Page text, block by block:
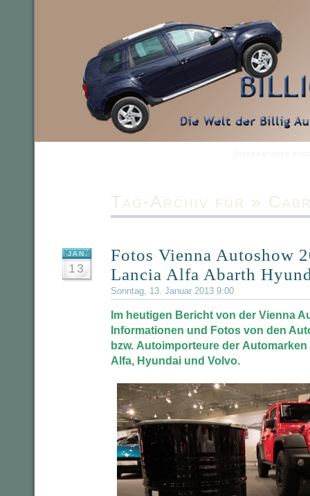
Tag-Archiv für »
JAN.
13
Fotos Vienna Autoshow
Lancia Alfa Abarth
Sonntag, 13. Januar 2013 9:00
Im heutigen Bericht von der Vienna
Informationen und Fotos von den
bzw. Autoimporteure der Automarken
Alfa, Hyundai und Volvo.